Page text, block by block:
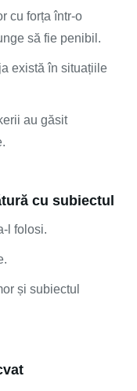
cu forța într-o
să fie penibil.
există în situațiile
au găsit
cu subiectul
l folosi.
și subiectul